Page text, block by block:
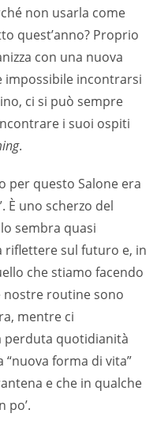
non usarla come
quest’anno? Proprio
con una nuova
impossibile incontrarsi
ci si può sempre
i suoi ospiti
.
per questo Salone era
È uno scherzo del
sembra quasi
riflettere sul futuro e, in
che stiamo facendo
routine sono
mentre ci
perduta quotidianità
“nuova forma di vita”
e che in qualche
po’.